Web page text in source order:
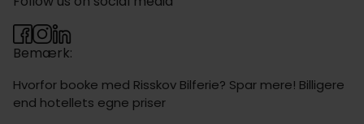
Bemærk:
Hvorfor booke med Risskov Bilferie? Spar mere! Billigere
end hotellets egne priser